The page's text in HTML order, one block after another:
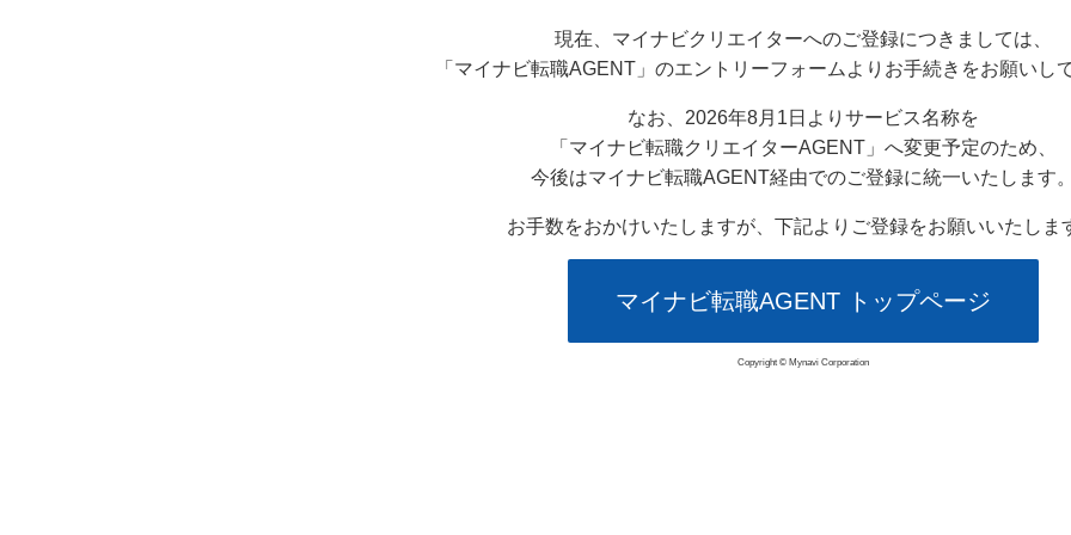
現在、マイナビクリエイターへのご登録につきましては、
「マイナビ転職AGENT」のエントリーフォームよりお手続きをお願いし
なお、2026年8月1日よりサービス名称を
「マイナビ転職クリエイターAGENT」へ変更予定のため、
今後はマイナビ転職AGENT経由でのご登録に統一いたします。
お手数をおかけいたしますが、下記よりご登録をお願いいたしま
マイナビ転職AGENT トップページ
Copyright © Mynavi Corporation